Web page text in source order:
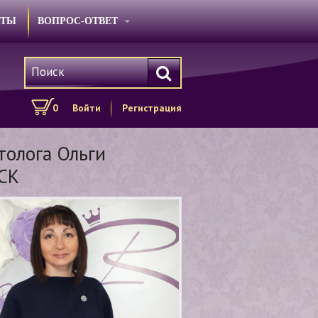
ВОПРОС-ОТВЕТ
0 Войти Регистрация
Ольги